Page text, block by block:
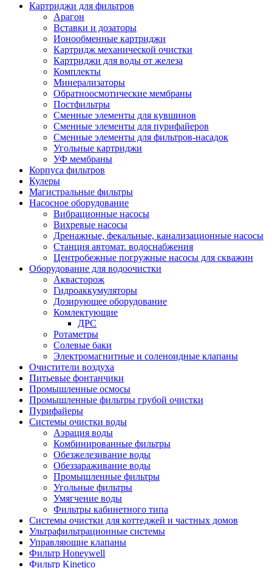
Картриджи для фильтров
Арагон
Вставки и дозаторы
Ионообменные картриджи
Картридж механической очистки
Картриджи для воды от железа
Комплекты
Минерализаторы
Обратноосмотические мембраны
Постфильтры
Сменные элементы для кувшинов
Сменные элементы для пурифайеров
Сменные элементы для фильтров-насадок
Угольные картриджи
УФ мембраны
Корпуса фильтров
Кулеры
Магистральные фильтры
Насосное оборудование
Вибрационные насосы
Вихревые насосы
Дренажные, фекальные, канализационные насосы
Станция автомат. водоснабжения
Центробежные погружные насосы для скважин
Оборудование для водоочистки
Аквасторож
Гидроаккумуляторы
Дозирующее оборудование
Комлектующие
ДРС
Ротаметры
Солевые баки
Электромагнитные и соленоидные клапаны
Очистители воздуха
Питьевые фонтанчики
Промышленные осмосы
Промышленные фильтры грубой очистки
Пурифайеры
Системы очистки воды
Аэрация воды
Комбинированные фильтры
Обезжелезивание воды
Обеззараживание воды
Промышленные фильтры
Угольные фильтры
Умягчение воды
Фильтры кабинетного типа
Системы очистки для коттеджей и частных домов
Ультрафильтрационные системы
Управляющие клапаны
Фильтр Honeywell
Фильтр Kinetico